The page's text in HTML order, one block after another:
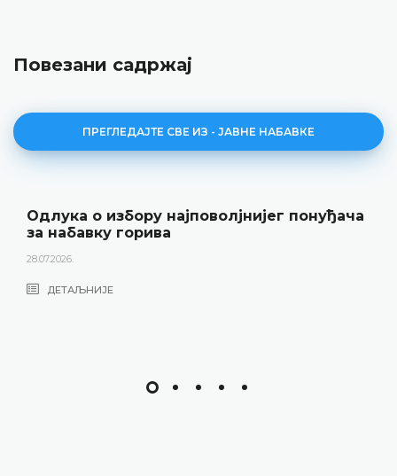
Повезани садржај
ПРЕГЛЕДАЈТЕ СВЕ ИЗ - ЈАВНЕ НАБАВКЕ
Одлука о избору најповолјнијег понуђача
за набавку горива
28.07.2026.
ДЕТАЉНИЈЕ